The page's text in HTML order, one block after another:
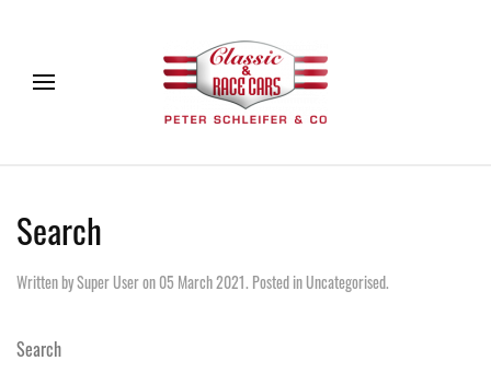
Search
Written by Super User on05 March 2021. Posted inUncategorised.
Search